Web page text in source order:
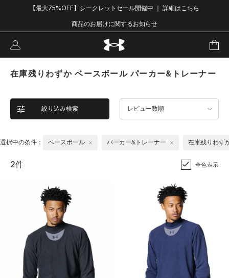
【最大75%OFF】シークレットセール開催中 ｜ 詳細はこちら
商品のお届けに関するお知らせ
在庫残りわずか ベースボール パーカー&トレーナー
絞り込み検索 レビュー数順
選択中の条件： ベースボール パーカー&トレーナー 在庫残りわず
2件 全色表示